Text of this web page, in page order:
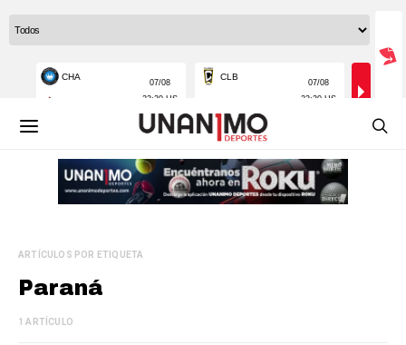
ARTÍCULOS POR ETIQUETA
Paraná
1 ARTÍCULO